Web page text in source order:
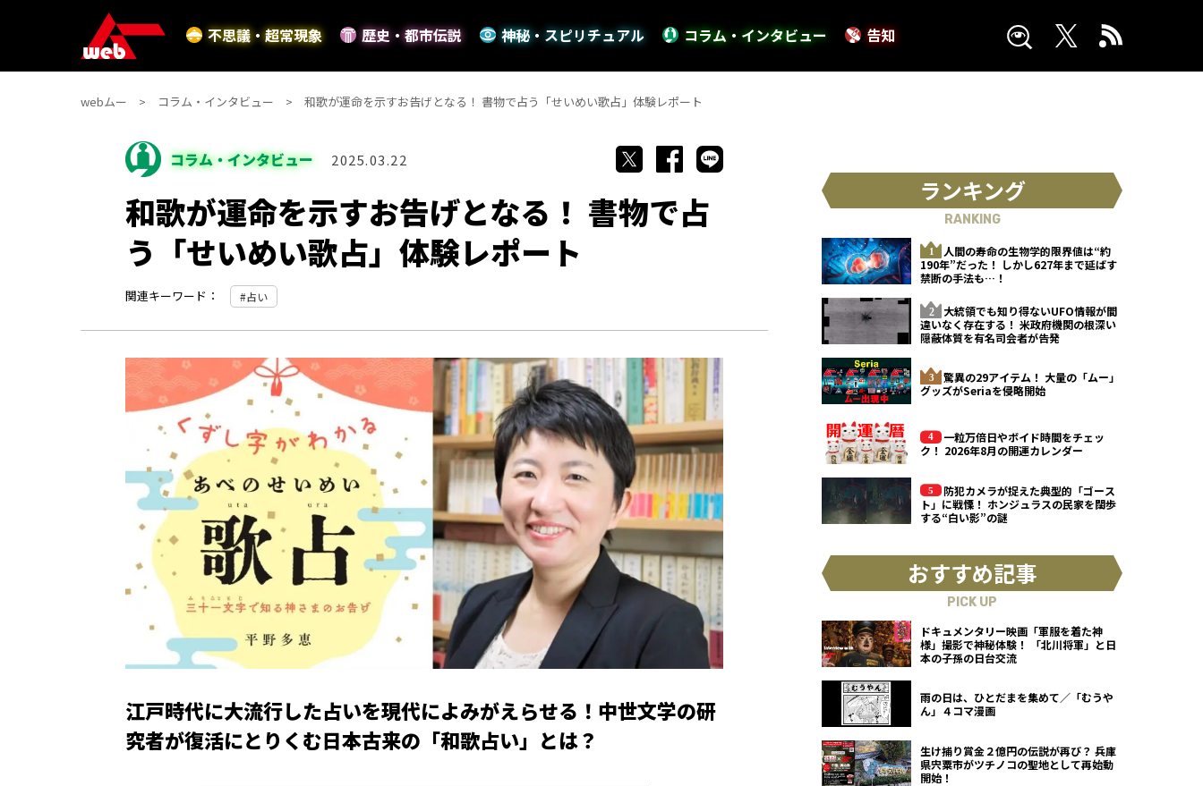
不思議・超常現象 歴史・都市伝説 神秘・スピリチュアル コラム・インタビュー 告知
webムー コラム・インタビュー 和歌が運命を示すお告げとなる！ 書物で占う「せいめい歌占」体験レポート
コラム・インタビュー 2025.03.22
和歌が運命を示すお告げとなる！ 書物で占
う「せいめい歌占」体験レポート
関連キーワード： 占い
江戸時代に大流行した占いを現代によみがえらせる！中世文学の研
究者が復活にとりくむ日本古来の「和歌占い」とは？
ランキング
RANKING
人間の寿命の生物学的限界値は“約
190年”だった！ しかし627年まで延ばす
禁断の手法も…！
大統領でも知り得ないUFO情報が間
違いなく存在する！ 米政府機関の根深い
隠蔽体質を有名司会者が告発
驚異の29アイテム！ 大量の「ムー」
グッズがSeriaを侵略開始
一粒万倍日やボイド時間をチェッ
ク！ 2026年8月の開運カレンダー
防犯カメラが捉えた典型的「ゴース
ト」に戦慄！ ホンジュラスの民家を闊歩
する“白い影”の謎
おすすめ記事
PICK UP
ドキュメンタリー映画「軍服を着た神
様」撮影で神秘体験！ 「北川将軍」と日
本の子孫の日台交流
雨の日は、ひとだまを集めて／「むうや
ん」４コマ漫画
生け捕り賞金２億円の伝説が再び？ 兵庫
県宍粟市がツチノコの聖地として再始動
開始！